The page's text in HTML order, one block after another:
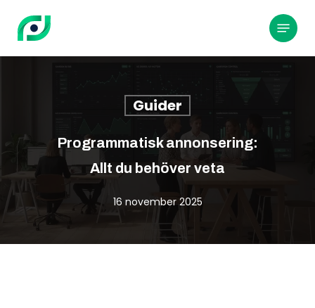
huvudinnehållet
Meny
Guider
Programmatisk annonsering:
Allt du behöver veta
16 november 2025